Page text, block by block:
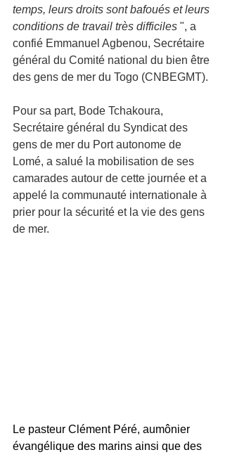
temps, leurs droits sont bafoués et leurs
conditions de travail très difficiles ", a
confié Emmanuel Agbenou, Secrétaire
général du Comité national du bien être
des gens de mer du Togo (CNBEGMT).
Pour sa part, Bode Tchakoura,
Secrétaire général du Syndicat des
gens de mer du Port autonome de
Lomé, a salué la mobilisation de ses
camarades autour de cette journée et a
appelé la communauté internationale à
prier pour la sécurité et la vie des gens
de mer.
Le pasteur Clément Péré, aumônier
évangélique des marins ainsi que des